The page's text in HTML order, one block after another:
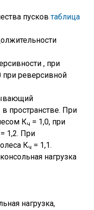
пусковтаблица
, при
при реверсивной
пространстве. При
Кч = 1,0, при
= 1,2. При
Кч = 1,1.
нагрузка
нагрузка,